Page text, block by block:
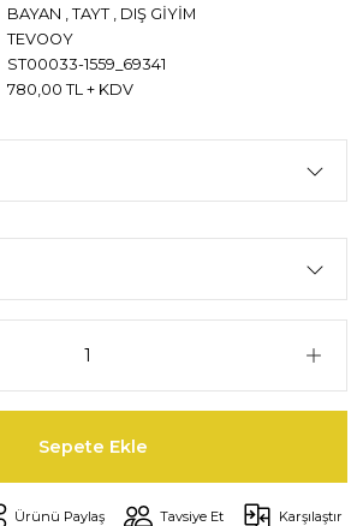
BAYAN , TAYT , DIŞ GİYİM
TEVOOY
ST00033-1559_69341
780,00 TL + KDV
Sepete Ekle
Ürünü Paylaş Tavsiye Et Karşılaştır